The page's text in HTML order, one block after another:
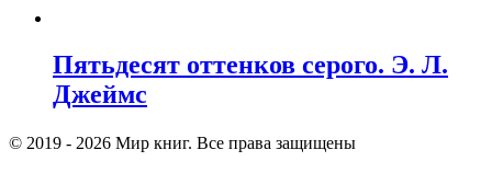
Пятьдесят оттенков серого. Э. Л.
Джеймс
© 2019 - 2026 Мир книг. Все права защищены